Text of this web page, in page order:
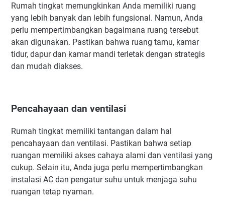
Rumah tingkat memungkinkan Anda memiliki ruang
yang lebih banyak dan lebih fungsional. Namun, Anda
perlu mempertimbangkan bagaimana ruang tersebut
akan digunakan. Pastikan bahwa ruang tamu, kamar
tidur, dapur dan kamar mandi terletak dengan strategis
dan mudah diakses.
Pencahayaan dan ventilasi
Rumah tingkat memiliki tantangan dalam hal
pencahayaan dan ventilasi. Pastikan bahwa setiap
ruangan memiliki akses cahaya alami dan ventilasi yang
cukup. Selain itu, Anda juga perlu mempertimbangkan
instalasi AC dan pengatur suhu untuk menjaga suhu
ruangan tetap nyaman.